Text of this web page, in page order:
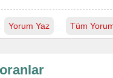
Yorum Yaz Tüm